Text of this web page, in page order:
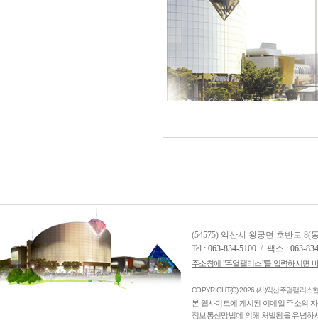
(54575) 익산시 왕궁면 호반로 8(
Tel : 063-834-5100 / 팩스 : 063-
주소창에 "주얼팰리스"를 입력하시면
COPYRIGHT(C) 2026 (사)익산주얼팰리스
본 웹사이트에 게시된 이메일 주소의
정보통신망법에 의해 처벌됨을 유념하